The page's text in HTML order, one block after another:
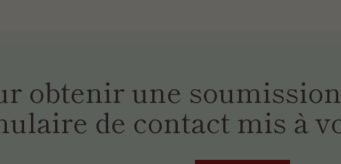
obtenir une
de contact mis à